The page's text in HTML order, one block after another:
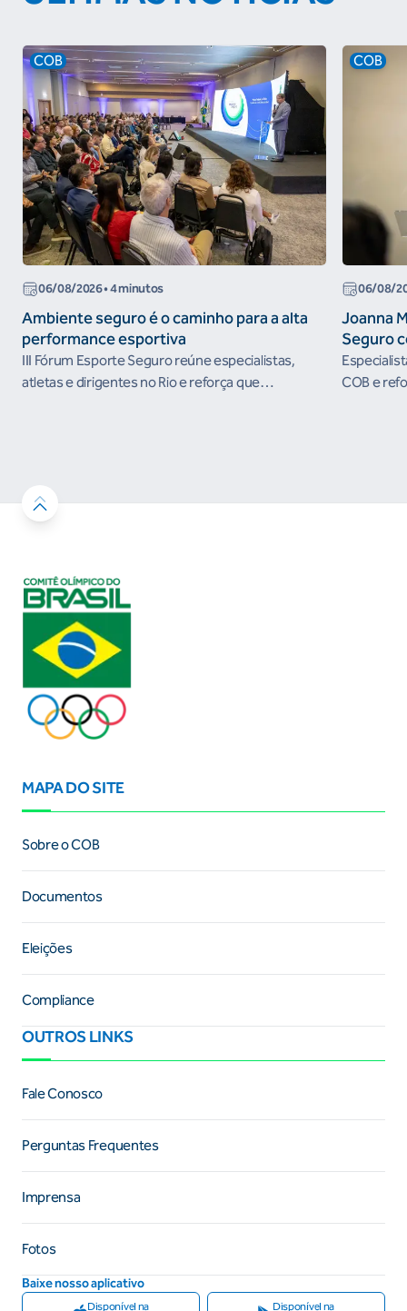
COB
06/08/2026• 4 minutos
Ambiente seguro é o caminho para a alta
performance esportiva
III Fórum Esporte Seguro reúne especialistas,
atletas e dirigentes no Rio e reforça que
COB
06/08/
Joanna
Seguro
COB e
MAPA DO SITE
Sobre o COB
Documentos
Eleições
Compliance
OUTROS LINKS
Fale Conosco
Perguntas Frequentes
Imprensa
Fotos
Baixe nosso aplicativo
Disponível na Disponível na